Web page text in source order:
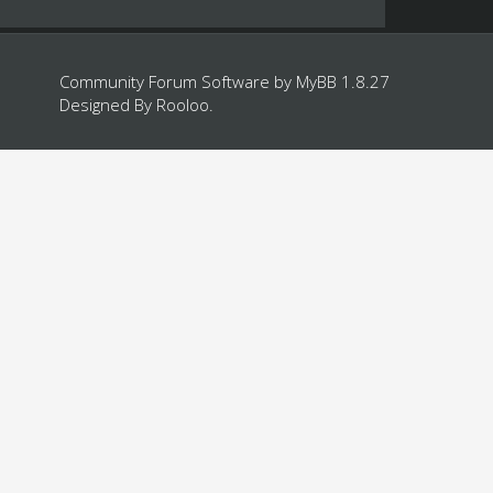
Community Forum Software by MyBB 1.8.27
Designed By Rooloo.